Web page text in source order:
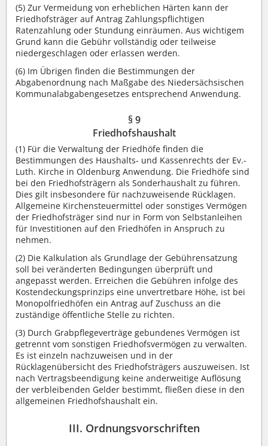
(5) Zur Vermeidung von erheblichen Härten kann der
Friedhofsträger auf Antrag Zahlungspflichtigen
Ratenzahlung oder Stundung einräumen. Aus wichtigem
Grund kann die Gebühr vollständig oder teilweise
niedergeschlagen oder erlassen werden.
(6) Im Übrigen finden die Bestimmungen der
Abgabenordnung nach Maßgabe des Niedersächsischen
Kommunalabgabengesetzes entsprechend Anwendung.
§ 9
Friedhofshaushalt
(1) Für die Verwaltung der Friedhöfe finden die
Bestimmungen des Haushalts- und Kassenrechts der Ev.-
Luth. Kirche in Oldenburg Anwendung. Die Friedhöfe sind
bei den Friedhofsträgern als Sonderhaushalt zu führen.
Dies gilt insbesondere für nachzuweisende Rücklagen.
Allgemeine Kirchensteuermittel oder sonstiges Vermögen
der Friedhofsträger sind nur in Form von Selbstanleihen
für Investitionen auf den Friedhöfen in Anspruch zu
nehmen.
(2) Die Kalkulation als Grundlage der Gebührensatzung
soll bei veränderten Bedingungen überprüft und
angepasst werden. Erreichen die Gebühren infolge des
Kostendeckungsprinzips eine unvertretbare Höhe, ist bei
Monopolfriedhöfen ein Antrag auf Zuschuss an die
zuständige öffentliche Stelle zu richten.
(3) Durch Grabpflegeverträge gebundenes Vermögen ist
getrennt vom sonstigen Friedhofsvermögen zu verwalten.
Es ist einzeln nachzuweisen und in der
Rücklagenübersicht des Friedhofsträgers auszuweisen. Ist
nach Vertragsbeendigung keine anderweitige Auflösung
der verbleibenden Gelder bestimmt, fließen diese in den
allgemeinen Friedhofshaushalt ein.
III. Ordnungsvorschriften